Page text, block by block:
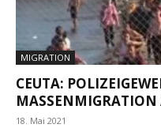
MIGRATION
CEUTA:
MASSENMIGRATION
18. Mai 2021